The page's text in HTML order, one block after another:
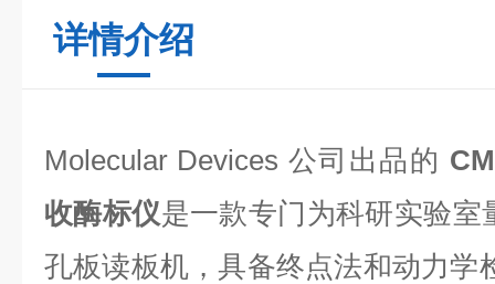
详情介绍
Molecular Devices 公司出品的
收酶标仪是一款专门为科研实验
孔板读板机，具备终点法和动力学